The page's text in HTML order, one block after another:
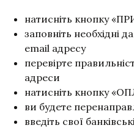
натисніть кнопку
заповніть необхідні
email адресу
перевірте
адреси
натисніть кнопку
ви будете
введіть свої